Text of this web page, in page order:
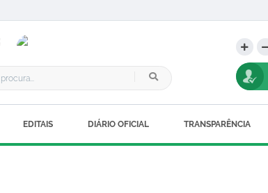
EDITAIS DIÁRIO OFICIAL TRANSPARÊNCIA